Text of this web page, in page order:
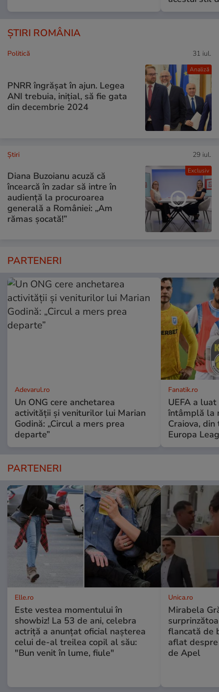
ȘTIRI ROMÂNIA
Analiză
Politică 31 iul.
PNRR îngrășat în ajun. Legea
ANI trebuia, inițial, să fie gata
din decembrie 2024
Exclusiv
Ştiri 29 iul.
Diana Buzoianu acuză că
încearcă în zadar să intre în
audiență la procuroarea
generală a României: „Am
rămas șocată!”
PARTENERI
Adevarul.ro
Un ONG cere anchetarea
activității și veniturilor lui Marian
Godină: „Circul a mers prea
departe”
Fanatik.ro
UEFA a luat
întâmplă la
Craiova,
Europa
PARTENERI
Elle.ro
Este vestea momentului în
showbiz! La 53 de ani, celebra
actriță a anunțat oficial nașterea
celui de-al treilea copil al său:
"Bun venit în lume, fiule"
Unica.ro
Mirabela
flancată de
aflat
de Apel